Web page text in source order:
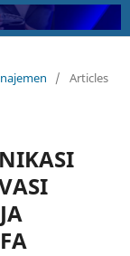
/ Articles